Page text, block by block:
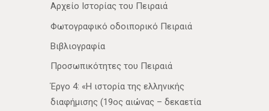
Αρχείο Ιστορίας του Πειραιά
Φωτογραφικό οδοιπορικό Πειραιά
Βιβλιογραφία
Προσωπικότητες του Πειραιά
Έργο 4: «Η ιστορία της ελληνικής
διαφήμισης (19ος αιώνας – δεκαετία